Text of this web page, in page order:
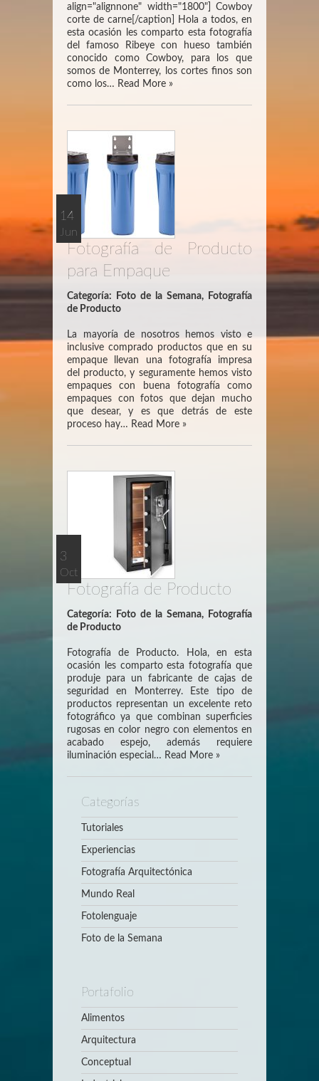
align="alignnone" width="1800"] Cowboy
corte de carne[/caption] Hola a todos, en
esta ocasión les comparto esta fotografía
del famoso Ribeye con hueso también
conocido como Cowboy, para los que
somos de Monterrey, los cortes finos son
como los… Read More »
14
Jun
Fotografía de Producto
para Empaque
Categoría: Foto de la Semana,
Fotografía
de Producto
La mayoría de nosotros hemos visto e
inclusive comprado productos que en su
empaque llevan una fotografía impresa
del producto, y seguramente hemos visto
empaques con buena fotografía como
empaques con fotos que dejan mucho
que desear, y es que detrás de este
proceso hay… Read More »
3
Oct
Fotografía de Producto
Categoría: Foto de la Semana,
Fotografía
de Producto
Fotografía de Producto. Hola, en esta
ocasión les comparto esta fotografía que
produje para un fabricante de cajas de
seguridad en Monterrey. Este tipo de
productos representan un excelente reto
fotográfico ya que combinan superficies
rugosas en color negro con elementos en
acabado espejo, además requiere
iluminación especial… Read More »
Categorías
Tutoriales
Experiencias
Fotografía Arquitectónica
Mundo Real
Fotolenguaje
Foto de la Semana
Portafolio
Alimentos
Arquitectura
Conceptual